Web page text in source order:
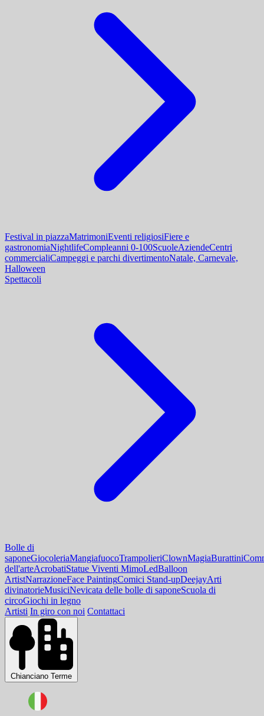
Festival in piazzaMatrimoniEventi religiosiFiere e
gastronomiaNightlifeCompleanni 0-100ScuoleAziendeCentri
commercialiCampeggi e parchi divertimentoNatale, Carnevale,
Halloween
Spettacoli
Bolle di
saponeGiocoleriaMangiafuocoTrampolieriClownMagiaBurattini
dell'arteAcrobatiStatue Viventi MimoLedBalloon
ArtistNarrazioneFace PaintingComici Stand-upDeejayArti
divinatorieMusiciNevicata delle bolle di saponeScuola di
circoGiochi in legno
Artisti In giro con noi Contattaci
Chianciano Terme